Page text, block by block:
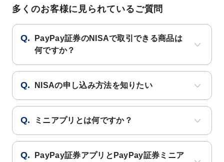
多くのお客様に見られているご質問
PayPay証券のNISAで取引できる商品は
何ですか？
NISAの申し込み方法を知りたい
ミニアプリとは何ですか？
PayPay証券アプリとPayPay証券ミニア